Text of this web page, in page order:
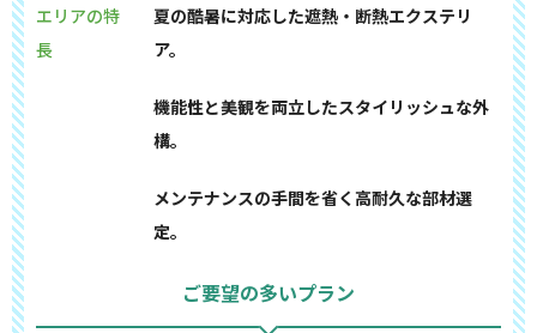
エリアの特
長
夏の酷暑に対応した遮熱・断熱エクステリ
ア。
機能性と美観を両立したスタイリッシュな外
構。
メンテナンスの手間を省く高耐久な部材選
定。
ご要望の多いプラン